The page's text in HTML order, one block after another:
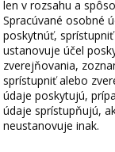
len v rozsahu a
Spracúvané osobné
poskytnúť,
ustanovuje účel
zverejňovania,
sprístupniť alebo
údaje poskytujú,
údaje sprístupňujú,
neustanovuje inak.